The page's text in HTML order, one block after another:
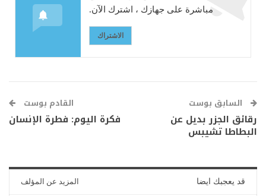
مباشرة على جهازك ، اشترك الآن.
الاشتراك
السابق بوست
رقائق الجزر بديل عن
البطاطا تشيبس
القادم بوست
فكرة اليوم: فطرة الإنسان
قد يعجبك ايضا المزيد عن المؤلف